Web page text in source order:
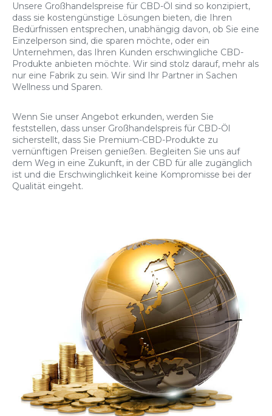
Unsere Großhandelspreise für CBD-Öl sind so konzipiert,
dass sie kostengünstige Lösungen bieten, die Ihren
Bedürfnissen entsprechen, unabhängig davon, ob Sie eine
Einzelperson sind, die sparen möchte, oder ein
Unternehmen, das Ihren Kunden erschwingliche CBD-
Produkte anbieten möchte. Wir sind stolz darauf, mehr als
nur eine Fabrik zu sein. Wir sind Ihr Partner in Sachen
Wellness und Sparen.
Wenn Sie unser Angebot erkunden, werden Sie
feststellen, dass unser Großhandelspreis für CBD-Öl
sicherstellt, dass Sie Premium-CBD-Produkte zu
vernünftigen Preisen genießen. Begleiten Sie uns auf
dem Weg in eine Zukunft, in der CBD für alle zugänglich
ist und die Erschwinglichkeit keine Kompromisse bei der
Qualität eingeht.